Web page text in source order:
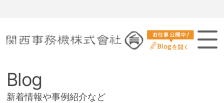
Blog
新着情報や事例紹介など